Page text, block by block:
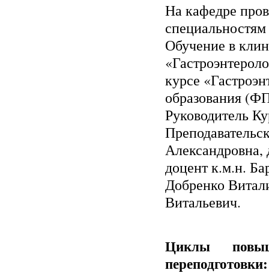
На кафедре
Обучение в
курсе
образования
Руководитель
доцент к.м.н.
Добренко
Витальевич.
Циклы
переподготовки: